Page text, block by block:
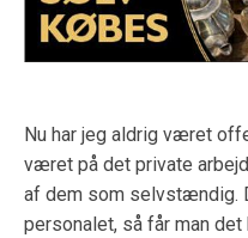
Nu har jeg aldrig været
været på det private
af dem som selvstændig.
personalet, så får man